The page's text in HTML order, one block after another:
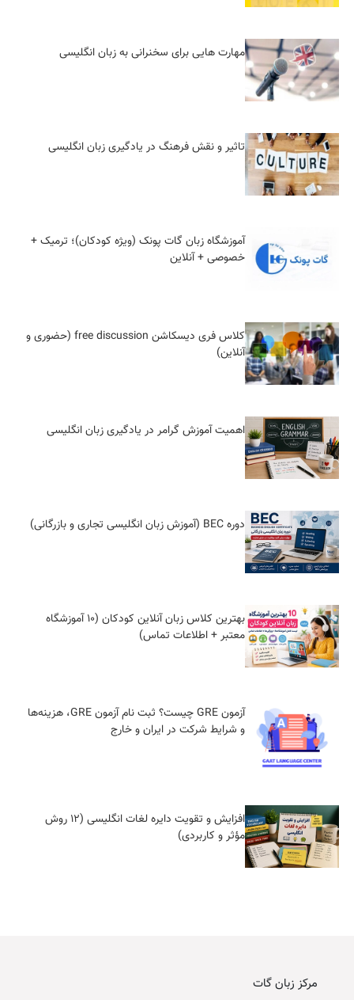
مهارت هایی برای سخنرانی به زبان انگلیسی
تاثیر و نقش فرهنگ در یادگیری زبان انگلیسی
آموزشگاه زبان گات پونک (ویژه کودکان)؛ ترمیک +
خصوصی + آنلاین
کلاس فری دیسکاشن free discussion (حضوری و
آنلاین)
اهمیت آموزش گرامر در یادگیری زبان انگلیسی
دوره BEC (آموزش زبان انگلیسی تجاری و بازرگانی)
بهترین کلاس زبان آنلاین کودکان (10 آموزشگاه
معتبر + اطلاعات تماس)
آزمون GRE چیست؟ ثبت‌ نام آزمون GRE، هزینه‌‌ها
و شرایط شرکت در ایران و خارج
افزایش و تقویت دایره لغات انگلیسی (12 روش
مؤثر و کاربردی)
مرکز زبان گات